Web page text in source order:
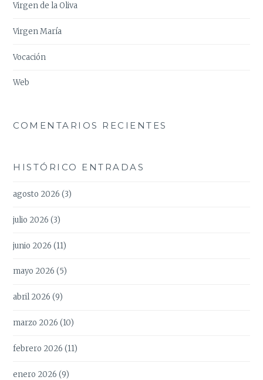
Virgen de la Oliva
Virgen María
Vocación
Web
COMENTARIOS RECIENTES
HISTÓRICO ENTRADAS
agosto 2026 (3)
julio 2026 (3)
junio 2026 (11)
mayo 2026 (5)
abril 2026 (9)
marzo 2026 (10)
febrero 2026 (11)
enero 2026 (9)